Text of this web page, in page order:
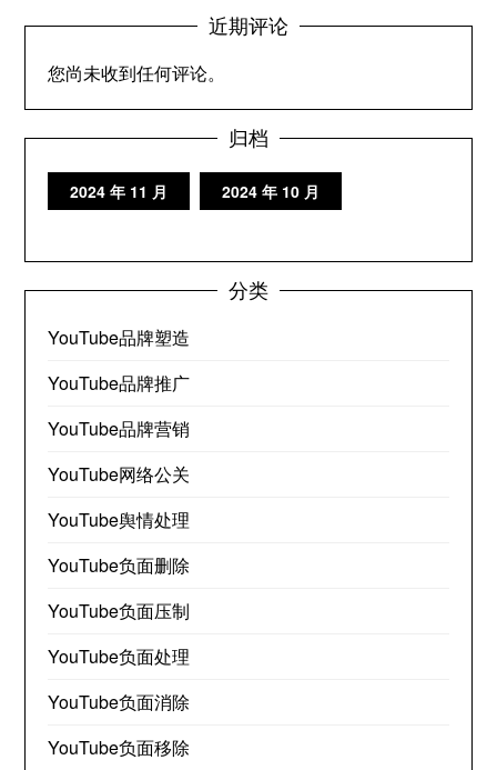
近期评论
您尚未收到任何评论。
归档
2024 年 11 月 2024 年 10 月
分类
YouTube品牌塑造
YouTube品牌推广
YouTube品牌营销
YouTube网络公关
YouTube舆情处理
YouTube负面删除
YouTube负面压制
YouTube负面处理
YouTube负面消除
YouTube负面移除